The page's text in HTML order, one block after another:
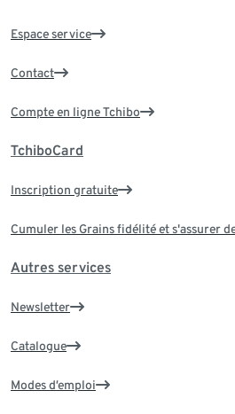
Espace service
Contact
Compte en ligne Tchibo
TchiboCard
Inscription gratuite
Cumuler les Grains fidélité et s'assurer
Autres services
Newsletter
Catalogue
Modes d’emploi